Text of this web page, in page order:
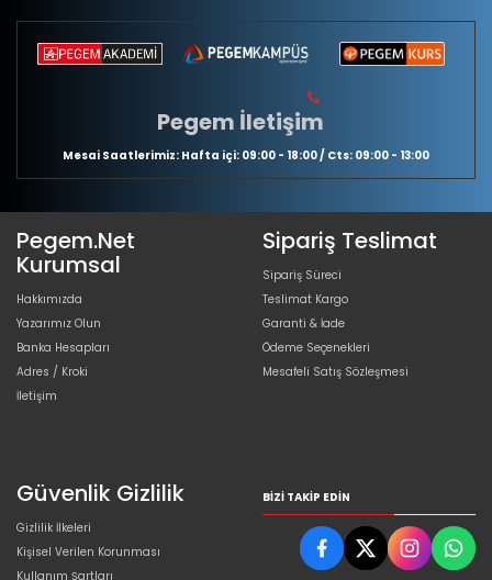
Pegem İletişim
Mesai Saatlerimiz: Hafta içi: 09:00 - 18:00 / Cts: 09:00 - 13:00
Pegem.Net
Kurumsal
Hakkımızda
Yazarımız Olun
Banka Hesapları
Adres / Kroki
İletişim
Sipariş Teslimat
Sipariş Süreci
Teslimat Kargo
Garanti & İade
Ödeme Seçenekleri
Mesafeli Satış Sözleşmesi
Güvenlik Gizlilik
Gizlilik İlkeleri
Kişisel Verilen Korunması
Kullanım Şartları
BIZI TAKIP EDIN